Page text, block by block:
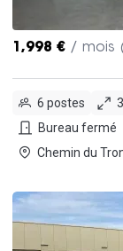
1,998 € / mois
6 postes
Bureau fermé